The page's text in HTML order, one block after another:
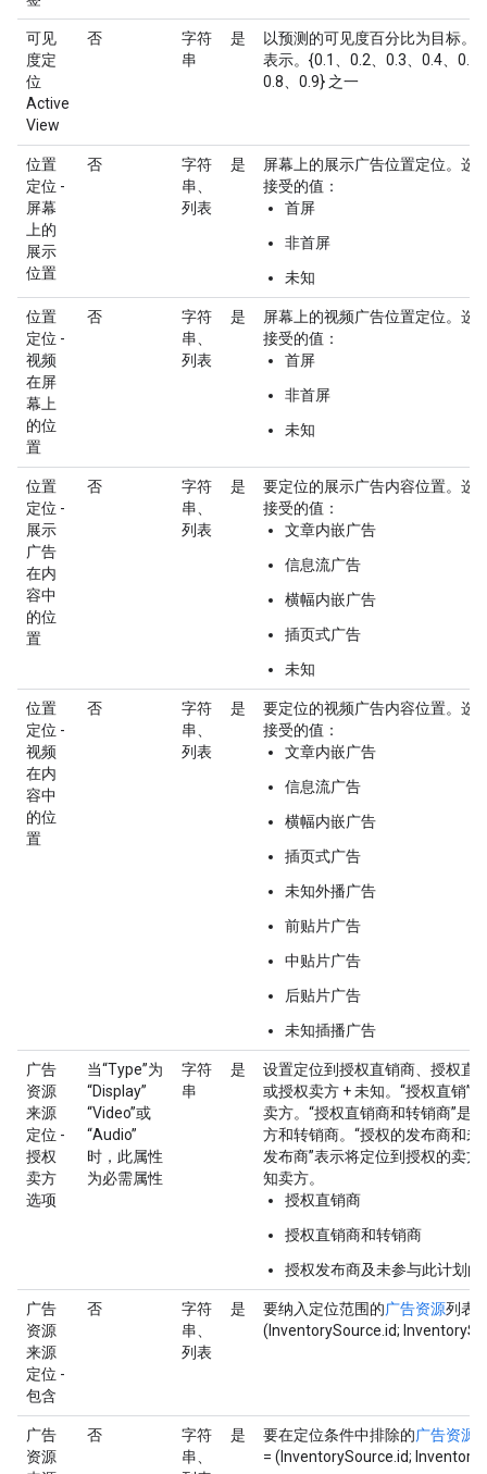
可见
度定
位
Active
View
否
字符
串
是
以预测的可见度百分比为目标。
表示。{0.1、0.2、0.3、0.4、0.5
0.8、0.9} 之一
位置
定位 -
屏幕
上的
展示
位置
否
字符
串、
列表
是
屏幕上的展示广告位置定位。选
接受的值：
首屏
非首屏
未知
位置
定位 -
视频
在屏
幕上
的位
置
否
字符
串、
列表
是
屏幕上的视频广告位置定位。选
接受的值：
首屏
非首屏
未知
位置
定位 -
展示
广告
在内
容中
的位
置
否
字符
串、
列表
是
要定位的展示广告内容位置。选
接受的值：
文章内嵌广告
信息流广告
横幅内嵌广告
插页式广告
未知
位置
定位 -
视频
在内
容中
的位
置
否
字符
串、
列表
是
要定位的视频广告内容位置。选
接受的值：
文章内嵌广告
信息流广告
横幅内嵌广告
插页式广告
未知外播广告
前贴片广告
中贴片广告
后贴片广告
未知插播广告
广告
资源
来源
定位 -
授权
卖方
选项
当“Type”为
“Display”
“Video”或
“Audio”
时，此属性
为必需属性
字符
串
是
设置定位到授权直销商、授权直
或授权卖方 + 未知。“授权直销”
卖方。“授权直销商和转销商”是
方和转销商。“授权的发布商和
发布商”表示将定位到授权的卖
知卖方。
授权直销商
授权直销商和转销商
授权发布商及未参与此计划的
广告
资源
来源
定位 -
包含
否
字符
串、
列表
是 要纳入定位范围的广告资源列表
(InventorySource.id;
广告
资源
否
字符
串、
是 要在定位条件中排除的广告资源
= (InventorySource.id;